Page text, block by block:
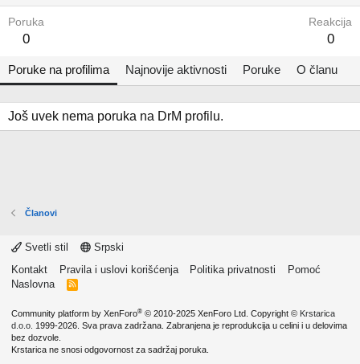
Poruka
0
Reakcija
0
Poruke na profilima Najnovije aktivnosti Poruke O članu
Još uvek nema poruka na DrM profilu.
Članovi
Svetli stil
Srpski
Kontakt
Pravila i uslovi korišćenja Politika privatnosti
Pomoć
Naslovna
R
Community platform by XenForo® © 2010-2025 XenForo Ltd. Copyright © Krstarica
d.o.o. 1999-2026. Sva prava zadržana. Zabranjena je reprodukcija u celini i u delovima
bez dozvole.
Krstarica ne snosi odgovornost za sadržaj poruka.